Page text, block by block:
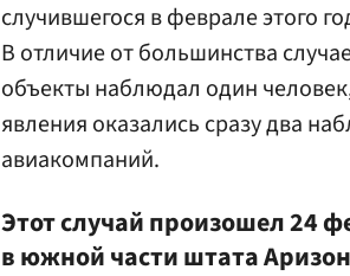
случившегося в феврале этого
В отличие от большинства
объекты наблюдал один
явления оказались сразу два
авиакомпаний.
Этот случай произошел 24
в южной части штата